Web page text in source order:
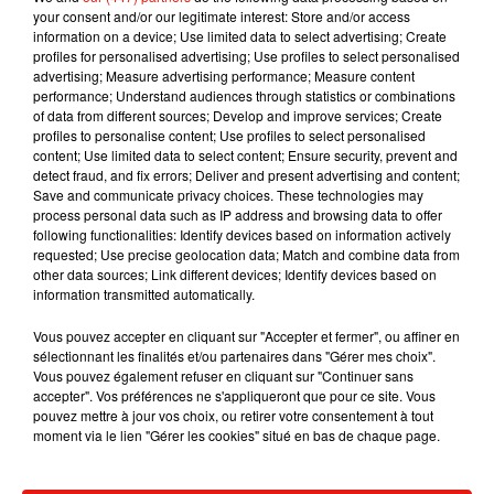
au premier tour dans la région.
Musique
7 août 2026
Julien Lieb s’essaye à la vie de chatelain
dans son nouveau clip
Madonna sort enfin le remix de « Love
Sensation » avec Kylie Minogue
your consent and/or our legitimate interest: Store and/or access
information on a device; Use limited data to select advertising; Create
profiles for personalised advertising; Use profiles to select personalised
advertising; Measure advertising performance; Measure content
performance; Understand audiences through statistics or combinations
of data from different sources; Develop and improve services; Create
profiles to personalise content; Use profiles to select personalised
content; Use limited data to select content; Ensure security, prevent and
detect fraud, and fix errors; Deliver and present advertising and content;
Save and communicate privacy choices. These technologies may
process personal data such as IP address and browsing data to offer
following functionalities: Identify devices based on information actively
requested; Use precise geolocation data; Match and combine data from
other data sources; Link different devices; Identify devices based on
information transmitted automatically.
Vous pouvez accepter en cliquant sur "Accepter et fermer", ou affiner en
sélectionnant les finalités et/ou partenaires dans "Gérer mes choix".
Vous pouvez également refuser en cliquant sur "Continuer sans
accepter". Vos préférences ne s'appliqueront que pour ce site. Vous
pouvez mettre à jour vos choix, ou retirer votre consentement à tout
moment via le lien "Gérer les cookies" situé en bas de chaque page.